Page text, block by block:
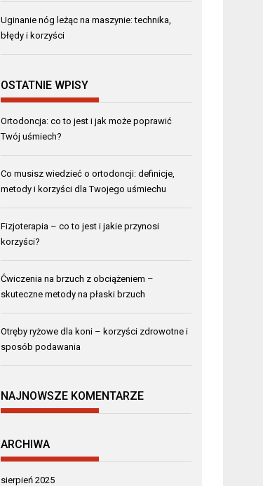
Uginanie nóg leżąc na maszynie: technika,
błędy i korzyści
OSTATNIE WPISY
Ortodoncja: co to jest i jak może poprawić
Twój uśmiech?
Co musisz wiedzieć o ortodoncji: definicje,
metody i korzyści dla Twojego uśmiechu
Fizjoterapia – co to jest i jakie przynosi
korzyści?
Ćwiczenia na brzuch z obciążeniem –
skuteczne metody na płaski brzuch
Otręby ryżowe dla koni – korzyści zdrowotne i
sposób podawania
NAJNOWSZE KOMENTARZE
ARCHIWA
sierpień 2025